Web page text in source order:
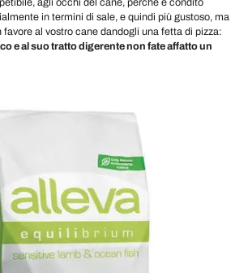
in termini di sale, e quindi più gustoso, ma
favore al vostro cane dandogli una fetta di pizza:
e al suo tratto digerente non fate affatto un